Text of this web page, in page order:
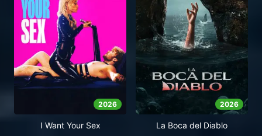
2026
I Want Your Sex
2026
La Boca del Diablo